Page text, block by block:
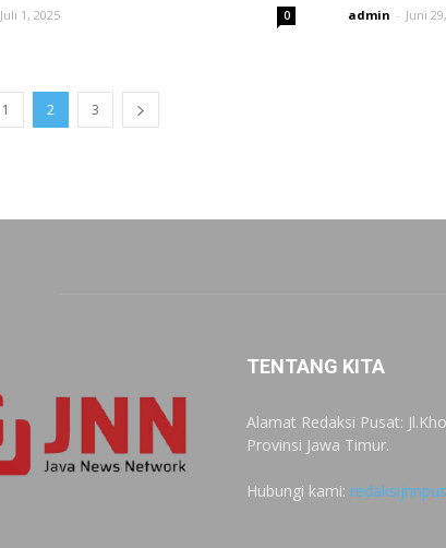
Juli 1, 2025 0 admin - Juni
1 2 3
TENTANG KITA
Alamat Redaksi Pusat:
Provinsi Jawa Timur.
Hubungi kami: